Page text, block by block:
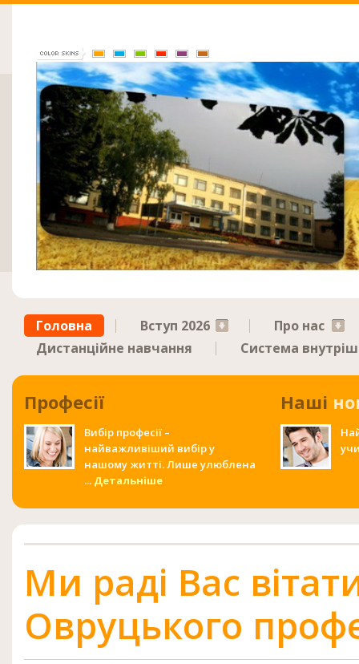
Головна Вступ 2026
Про нас
Дистанційне навчання
Система
Професії
Вибір професії –
найважливіший вибір у
нашому житті. Лише улюблена
... Детальніше
Наші
Ми раді Вас
Овруцького